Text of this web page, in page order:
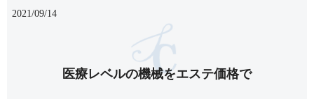
2021/09/14
医療レベルの機械をエステ価格で